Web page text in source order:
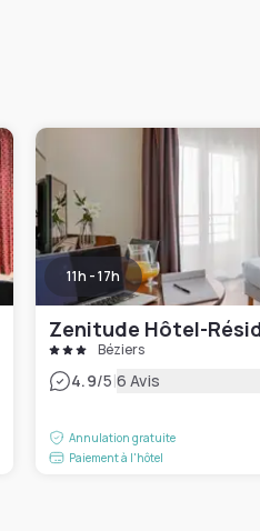
11h - 17h
Béziers
4.9/5|6 Avis
Annulation gratuite
Paiement à l'hôtel